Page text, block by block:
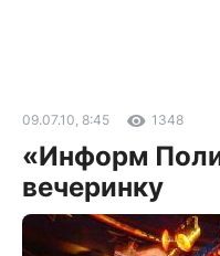
09.07.10, 8:45 1348
«Информ
вечеринку